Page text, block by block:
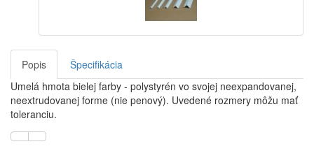
Popis
Špecifikácia
Umelá hmota bielej farby - polystyrén vo svojej neexpandovanej,
neextrudovanej forme (nie penový). Uvedené rozmery môžu mať
toleranciu.